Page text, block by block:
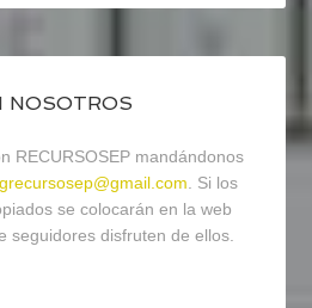
NOSOTROS
RECURSOSEP mandándonos
. Si los
se colocarán en la web
seguidores disfruten de ellos.